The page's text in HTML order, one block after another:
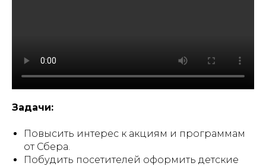
Задачи:
Повысить интерес к акциям и программам
от Сбера.
Побудить посетителей оформить детские